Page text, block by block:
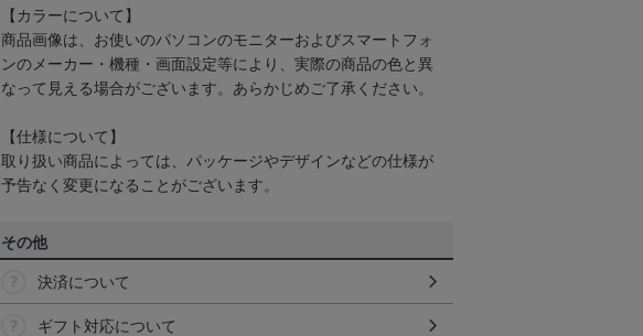
【カラーについて】
商品画像は、お使いのパソコンのモニターおよびスマートフォ
ンのメーカー・機種・画面設定等により、実際の商品の色と異
なって見える場合がございます。あらかじめご了承ください。
【仕様について】
取り扱い商品によっては、パッケージやデザインなどの仕様が
予告なく変更になることがございます。
その他
決済について
ギフト対応について